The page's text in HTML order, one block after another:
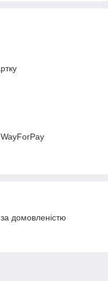
домовленістю